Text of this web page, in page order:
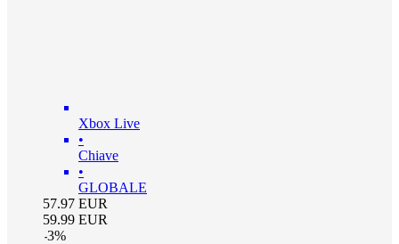
Xbox Live
•
Chiave
•
GLOBALE
57.97 EUR
59.99 EUR
-3%